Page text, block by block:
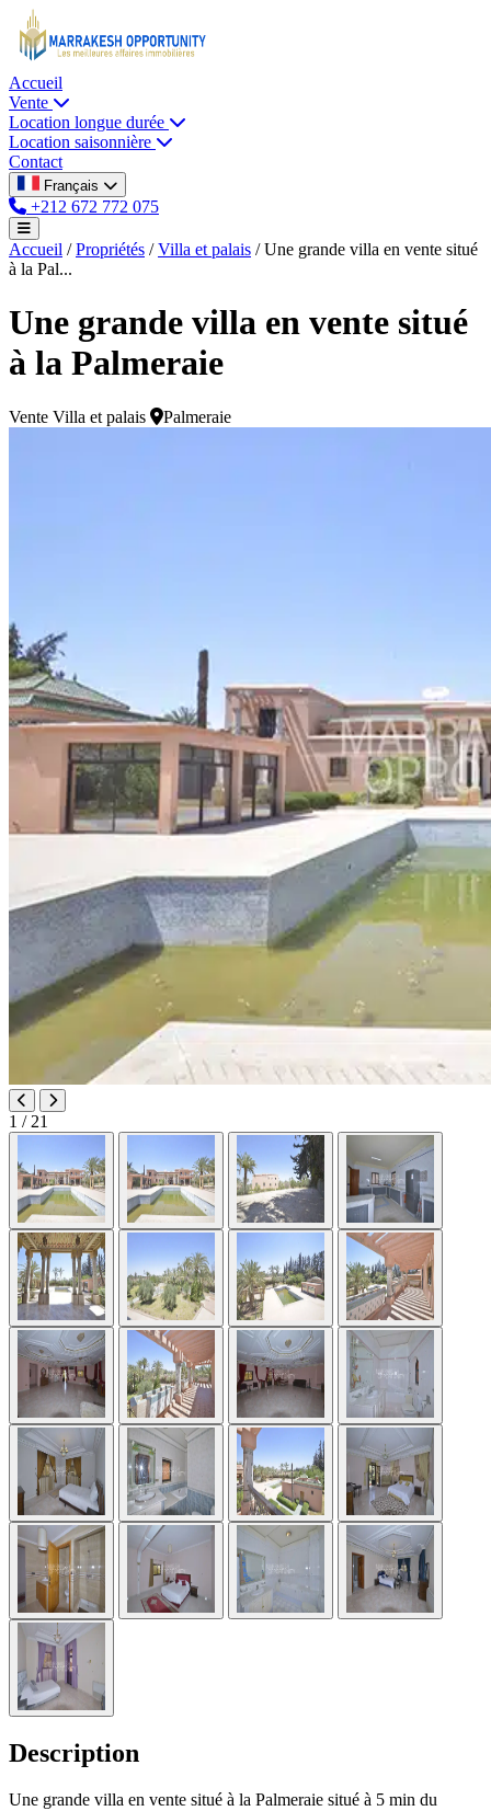
Accueil
Vente
Location longue durée
Location saisonnière
Contact
Français
+212 672 772 075
Accueil / Propriétés / Villa et palais / Une grande villa en vente situé
à la Pal...
Une grande villa en vente situé
à la Palmeraie
Vente Villa et palais Palmeraie
1 / 21
Description
Une grande villa en vente situé à la Palmeraie situé à 5 min du